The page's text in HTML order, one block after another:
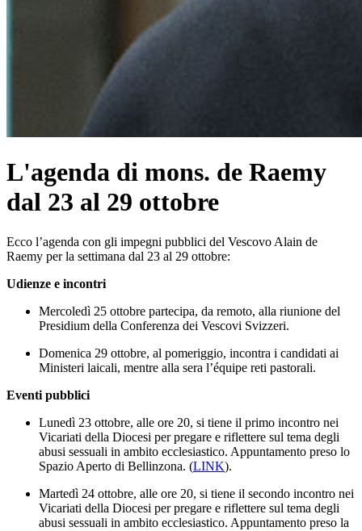
L'agenda di mons. de Raemy
dal 23 al 29 ottobre
Ecco l’agenda con gli impegni pubblici del Vescovo Alain de
Raemy per la settimana dal 23 al 29 ottobre:
Udienze e incontri
Mercoledì 25 ottobre partecipa, da remoto, alla riunione del
Presidium della Conferenza dei Vescovi Svizzeri.
Domenica 29 ottobre, al pomeriggio, incontra i candidati ai
Ministeri laicali, mentre alla sera l’équipe reti pastorali.
Eventi pubblici
Lunedì 23 ottobre, alle ore 20, si tiene il primo incontro nei
Vicariati della Diocesi per pregare e riflettere sul tema degli
abusi sessuali in ambito ecclesiastico. Appuntamento preso lo
Spazio Aperto di Bellinzona. (LINK).
Martedì 24 ottobre, alle ore 20, si tiene il secondo incontro nei
Vicariati della Diocesi per pregare e riflettere sul tema degli
abusi sessuali in ambito ecclesiastico. Appuntamento preso la